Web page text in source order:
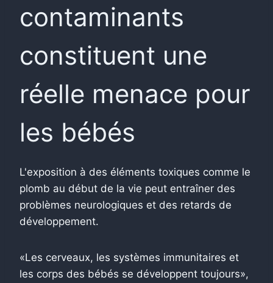
contaminants
constituent une
réelle menace pour
les bébés
L'exposition à des éléments toxiques comme le
plomb au début de la vie peut entraîner des
problèmes neurologiques et des retards de
développement.
«Les cerveaux, les systèmes immunitaires et
les corps des bébés se développent toujours»,